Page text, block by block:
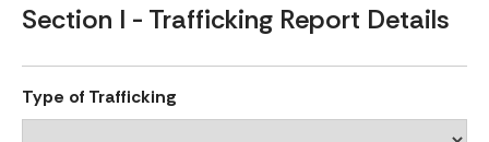
Section I - Trafficking Report Details
Type of Trafficking